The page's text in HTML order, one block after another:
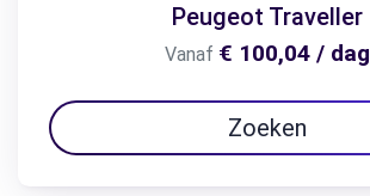
Peugeot Traveller
Vanaf € 100,04 / dag
Zoeken